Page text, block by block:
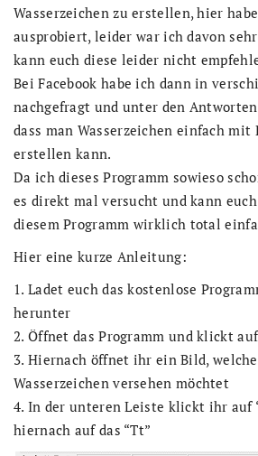
Wasserzeichen zu erstellen, hier
ausprobiert, leider war ich davon
kann euch diese leider nicht
Bei Facebook habe ich dann in
nachgefragt und unter den
dass man Wasserzeichen einfach mit
erstellen kann.
Da ich dieses Programm sowieso
es direkt mal versucht und kann euch
diesem Programm wirklich total
Hier eine kurze Anleitung:
1. Ladet euch das kostenlose
herunter
2. Öffnet das Programm und klickt
3. Hiernach öffnet ihr ein Bild,
Wasserzeichen versehen möchtet
4. In der unteren Leiste klickt ihr auf
hiernach auf das “Tt”